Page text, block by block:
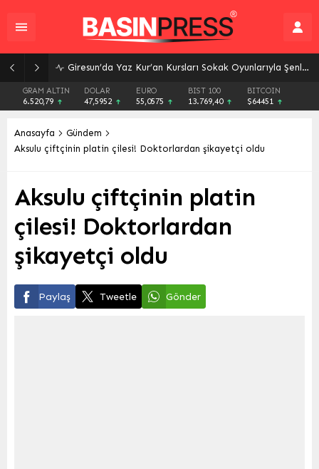
Giresun’da Yaz Kur’an Kursları Sokak Oyunlarıyla Şenlendi: Gelenekler Yeniden Canlandı
GRAM ALTIN
6.520,79
DOLAR
47,5952
EURO
55,0575
BIST 100
13.769,40
BITCOIN
$64451
Anasayfa
Gündem
Aksulu çiftçinin platin çilesi! Doktorlardan şikayetçi oldu
Aksulu çiftçinin platin
çilesi! Doktorlardan
şikayetçi oldu
Paylaş Tweetle Gönder